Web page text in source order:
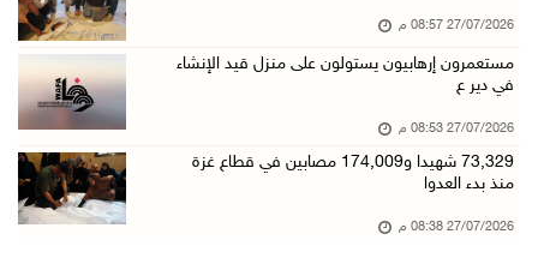
27/07/2026 08:57 م
مستعمرون إرهابيون يستولون على منزل قيد الإنشاء
في دير ع
27/07/2026 08:53 م
73,329 شهيدا و174,009 مصابين في قطاع غزة
منذ بدء العدوا
27/07/2026 08:38 م